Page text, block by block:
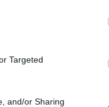
Targeted
and/or Sharing
Cesena,
cadetteria.
con il